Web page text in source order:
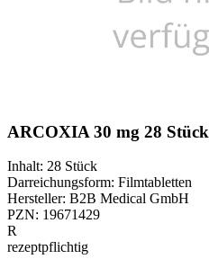
ARCOXIA 30 mg 28 Stück
Inhalt: 28 Stück
Darreichungsform: Filmtabletten
Hersteller: B2B Medical GmbH
PZN: 19671429
R
rezeptpflichtig